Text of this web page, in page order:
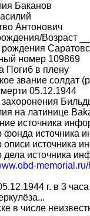
Баканов
Антонович
Возраст
номер 109869
Погиб в плену
звание солдат
05.12.1944
захоронения
на латинице
источника
фонда источника
описи источника
дела источника
г. в 3
в числе